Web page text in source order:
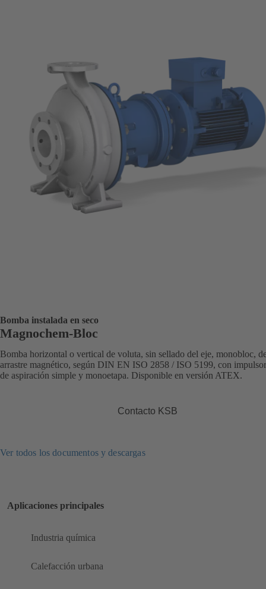
Bomba instalada en seco
Magnochem-Bloc
Bomba horizontal o vertical de voluta, sin sellado del eje, monobloc,
arrastre magnético, según DIN EN ISO 2858 / ISO 5199, con
de aspiración simple y monoetapa. Disponible en versión ATEX.
Contacto KSB
Ver todos los documentos y descargas
Aplicaciones principales
Industria química
Calefacción urbana